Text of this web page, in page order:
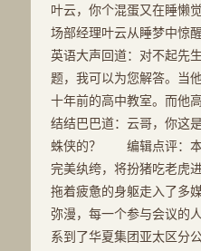
叶云，你个混蛋又在睡懒
场部经理叶云从睡梦中惊
英语大声回道：对不起先
题，我可以为您解答。当
十年前的高中教室。而他
结结巴巴道：云哥，你这
蛛侠的？ 编辑点评：本
完美纨绔，将扮猪吃老
拖着疲惫的身躯走入了
弥漫，每一个参与会议
系到了华夏集团亚太区分